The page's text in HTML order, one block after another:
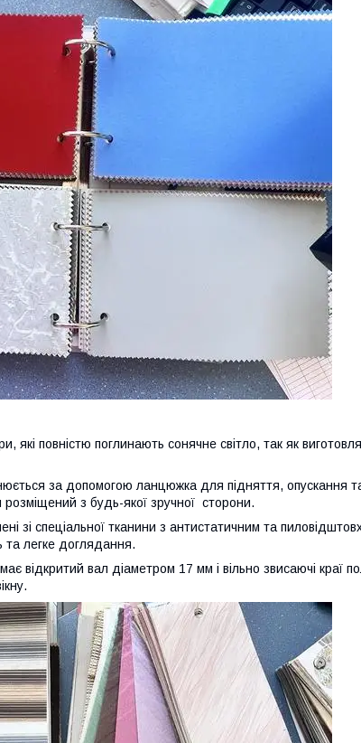
які повністю поглинають сонячне світло, так як
за допомогою ланцюжка для підняття, опускання
з будь-якої зручної сторони.
зі спеціальної тканини з антистатичним та
та легке доглядання.
відкритий вал діаметром 17 мм і вільно звисаючі краї